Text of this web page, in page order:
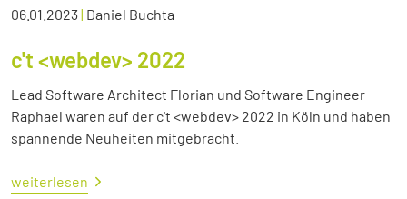
06.01.2023| Daniel Buchta
c't <webdev> 2022
Lead Software Architect Florian und Software Engineer
Raphael waren auf der c't <webdev> 2022 in Köln und haben
spannende Neuheiten mitgebracht.
weiterlesen